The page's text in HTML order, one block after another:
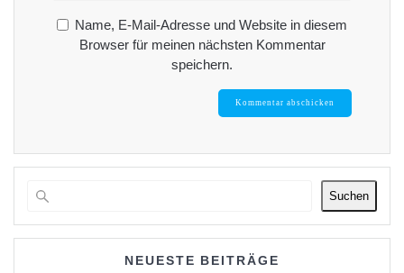
Name, E-Mail-Adresse und Website in diesem
Browser für meinen nächsten Kommentar
speichern.
Suchen
NEUESTE BEITRÄGE